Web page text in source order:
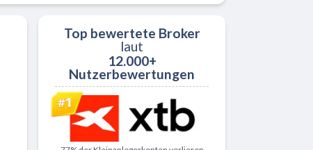
Top bewertete Broker
laut
12.000+
Nutzerbewertungen